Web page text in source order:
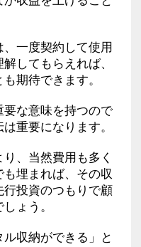
一度契約して使用
してもらえれば、
期待できます。
な意味を持つので
重要になります。
、当然費用も多く
埋まれば、その収
投資のつもりで顧
ょう。
収納ができる」と